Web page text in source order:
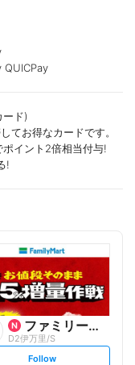
QUICPay
ド)
てお得なカードです。
イント2倍相当付与!
!
ファミリーマート
D2伊万里/S
s
Follow